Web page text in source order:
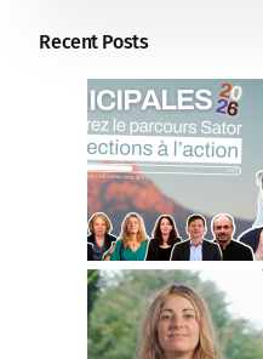
Recent Posts